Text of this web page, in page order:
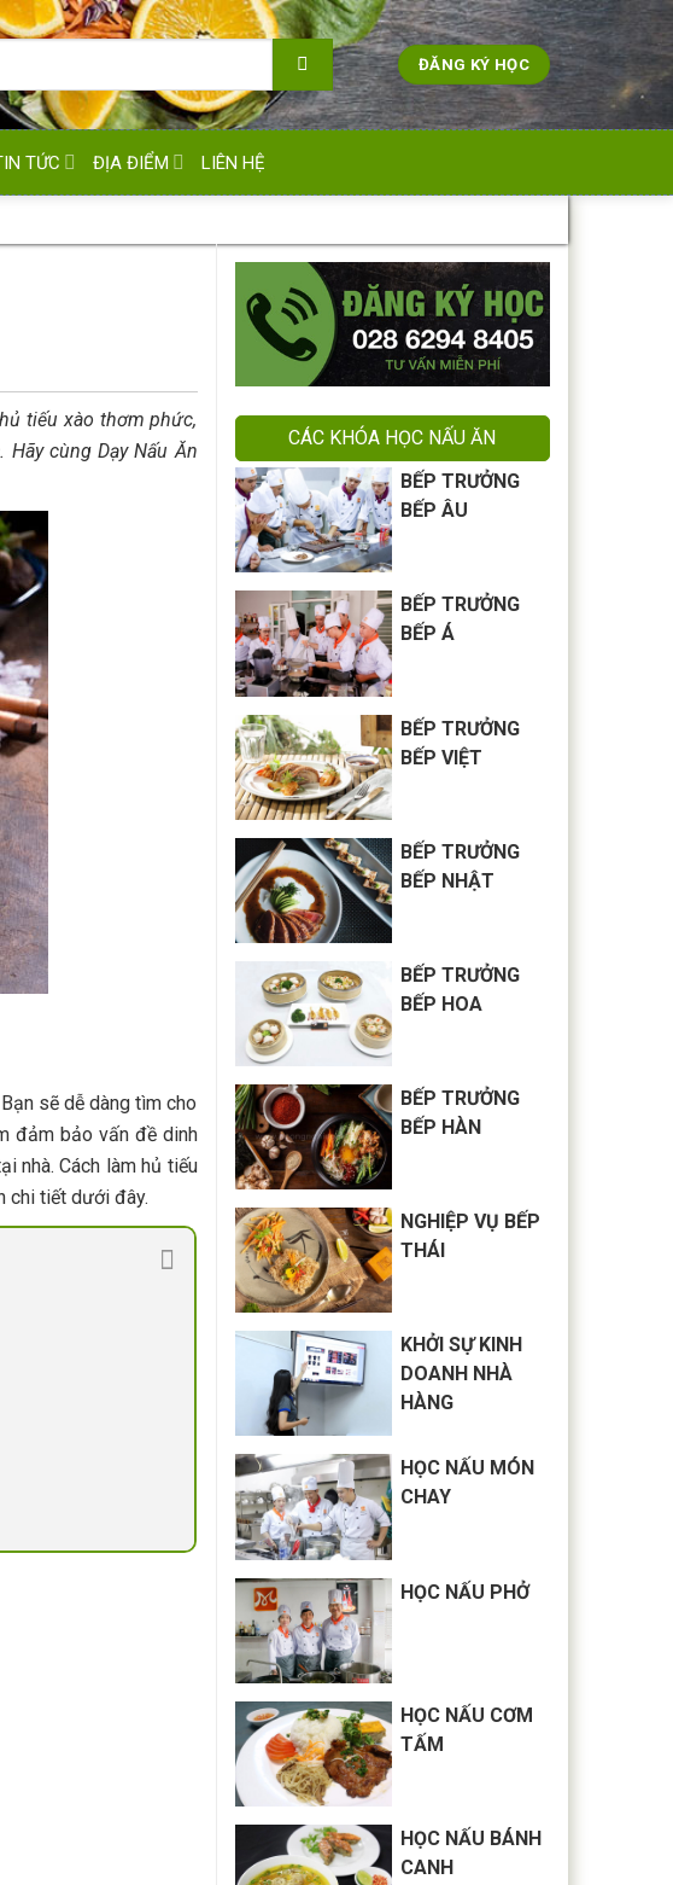
ĐĂNG KÝ HỌC
TỨC ĐỊA ĐIỂM LIÊN HỆ
tiếu xào thơm phức,
cùng Dạy Nấu Ăn
sẽ dễ dàng tìm cho
đảm bảo vấn đề dinh
nhà. Cách làm hủ tiếu
chi tiết dưới đây.
CÁC KHÓA HỌC NẤU ĂN
BẾP TRƯỞNG
BẾP ÂU
BẾP TRƯỞNG
BẾP Á
BẾP TRƯỞNG
BẾP VIỆT
BẾP TRƯỞNG
BẾP NHẬT
BẾP TRƯỞNG
BẾP HOA
BẾP TRƯỞNG
BẾP HÀN
NGHIỆP VỤ BẾP
THÁI
KHỞI SỰ KINH
DOANH NHÀ
HÀNG
HỌC NẤU MÓN
CHAY
HỌC NẤU PHỞ
HỌC NẤU CƠM
TẤM
HỌC NẤU BÁNH
CANH